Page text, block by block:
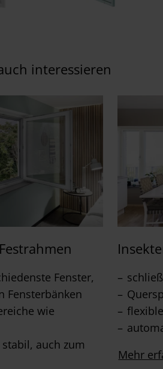
interessieren
Fenster,
Fensterbänken
wie
auch zum
Mehr